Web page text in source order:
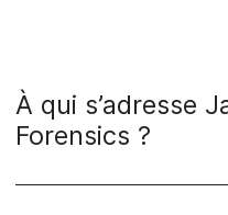
À qui s’adresse
Forensics ?